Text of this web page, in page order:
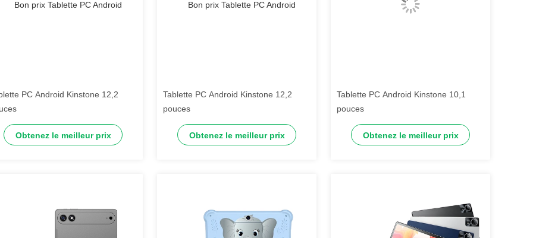
PC Android Kinstone 12,2
Obtenez le meilleur prix
Tablette PC Android Kinstone 12,2
pouces
Obtenez le meilleur prix
Tablette PC Android Kinstone 10,1
pouces
Obtenez le meilleur prix